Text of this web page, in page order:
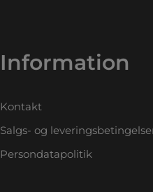
Information
Kontakt
Salgs- og
Persondatapolitik